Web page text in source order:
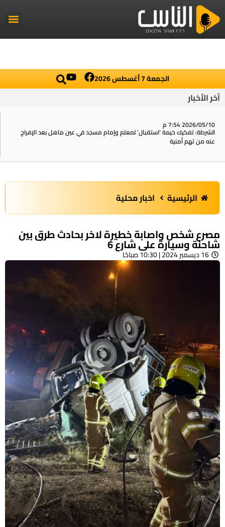
الجمعة 7 أغسطس 2026
آخر الأخبار
2026/05/10 7:54 م
الشرطة: تفكيك خيمة ‘استقبال‘ لمعلم وإمام مسجد في عين ماهل بعد الإفراج
عنه من تهم أمنية
الرئيسية اخبار محلية
مصرع شخص واصابة خطيرة لاخر بحادث طرق بين
شاحنة وسيارة على شارع 6
16 ديسمبر 2024 | 10:30 صباحًا